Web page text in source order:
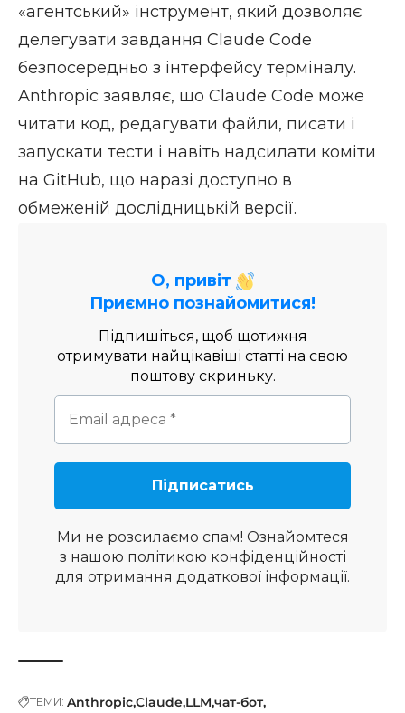
«агентський» інструмент, який дозволяє
делегувати завдання Claude Code
безпосередньо з інтерфейсу терміналу.
Anthropic заявляє, що Claude Code може
читати код, редагувати файли, писати і
запускати тести і навіть надсилати коміти
на GitHub, що наразі доступно в
обмеженій дослідницькій версії.
О, привіт
Приємно познайомитися!
Підпишіться, щоб щотижня
отримувати найцікавіші статті на свою
поштову скриньку.
Ми не розсилаємо спам! Ознайомтеся
з нашою політикою конфіденційності
для отримання додаткової інформації.
ТЕМИ: AnthropicClaude LLM чат-бот